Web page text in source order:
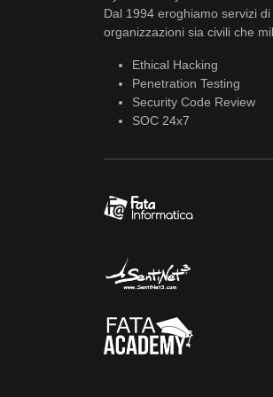
Dal 1994 eroghiamo servizi
organizzazioni sia civili che
Ethical Hacking
Penetration Testing
Security Code Review
SOC 24x7